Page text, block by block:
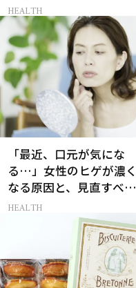
HEALTH
「最近、口元が気にな
る…」女性のヒゲが濃く
なる原因と、見直すべき
生活習慣［医師監修］
HEALTH